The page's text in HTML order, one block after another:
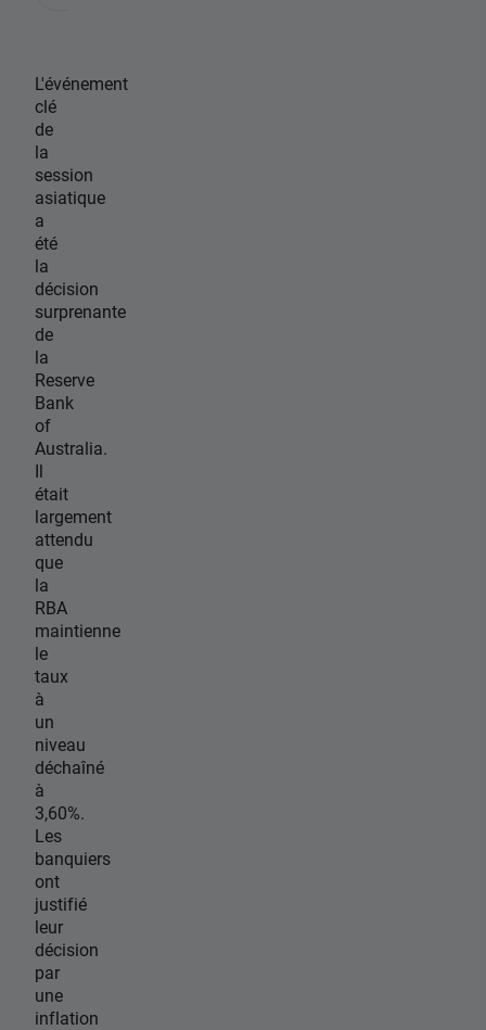
L'événement
clé
de
la
session
asiatique
a
été
la
décision
surprenante
de
la
Reserve
Bank
of
Australia.
Il
était
largement
attendu
que
la
RBA
maintienne
le
taux
à
un
niveau
déchaîné
à
3,60%.
Les
banquiers
ont
justifié
leur
décision
par
une
inflation